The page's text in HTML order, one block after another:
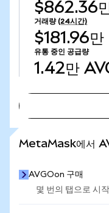
$862.36
거래량 (24시간)
$181.96만
유통 중인 공급량
1.42만
MetaMask에서
AVGOon 구매
몇 번의 탭으로 시